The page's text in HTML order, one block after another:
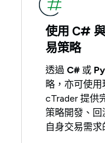
使用 C#
易策略
透過 C# 或
略，亦可使用
cTrader 提供
策略開發、
自身交易需求